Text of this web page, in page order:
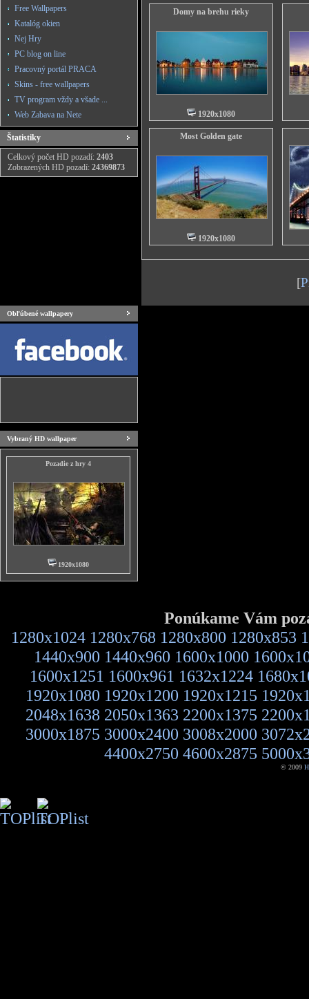
Free Wallpapers
Katalóg okien
Nej Hry
PC blog on line
Pracovný portál PRACA
Skins - free wallpapers
TV program vždy a všade ...
Web Zabava na Nete
Štatistiky
Celkový počet HD pozadí: 2403
Zobrazených HD pozadí: 24369873
Domy na brehu rieky
1920x1080
Most Golden gate
1920x1080
[
Obľúbené wallpapery
Vybraný HD wallpaper
Pozadie z hry 4
1920x1080
Ponúkame Vám
1280x1024 1280x768 1280x800 1280x853
1440x900 1440x960 1600x1000
1600x1251 1600x961 1632x1224
1920x1080 1920x1200 1920x1215
2048x1638 2050x1363 2200x1375
3000x1875 3000x2400 3008x2000
4400x2750 4600x2875
© 2009